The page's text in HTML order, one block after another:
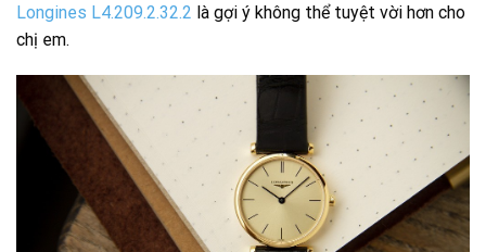
Longines L4.209.2.32.2 là gợi ý không thể tuyệt vời hơn cho
chị em.